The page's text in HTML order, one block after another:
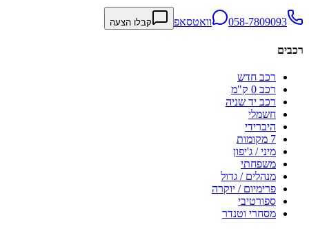
058-7809093 וואטסאפ קבלו הצעה
רכבים
רכב חדש
רכב 0 ק"מ
רכב יד שניה
חשמלי
היברידי
7 מקומות
מיני / ג'יפון
משפחתי
מנהלים / גדול
פרימיום / יוקרה
ספורטיבי
מסחרי וטנדר